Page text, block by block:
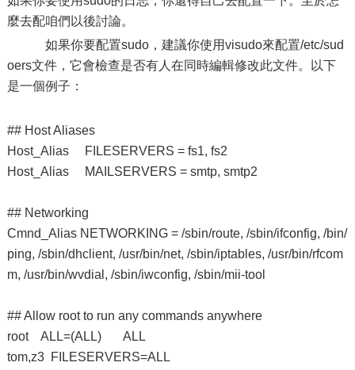
麼去配咱們以後討論。
如果你要配置sudo，建議你使用visudo來配置/etc/sud
oers文件，它會檢查是否有人在同時編輯修改此文件。以下
是一個例子：
## Host Aliases
Host_Alias FILESERVERS = fs1, fs2
Host_Alias MAILSERVERS = smtp, smtp2
## Networking
Cmnd_Alias NETWORKING = /sbin/route, /sbin/ifconfig, /bin/
ping, /sbin/dhclient, /usr/bin/net, /sbin/iptables, /usr/bin/rfcom
m, /usr/bin/wvdial, /sbin/iwconfig, /sbin/mii-tool
## Allow root to run any commands anywhere
root ALL=(ALL) ALL
tom,z3 FILESERVERS=ALL